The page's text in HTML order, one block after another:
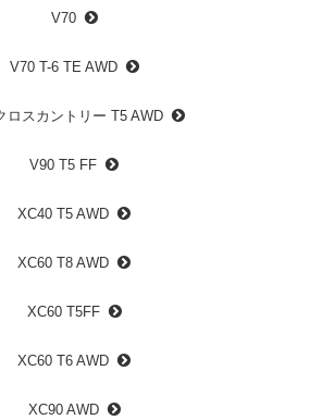
V70
V70 T-6 TE AWD
ロスカントリー T5 AWD
V90 T5 FF
XC40 T5 AWD
XC60 T8 AWD
XC60 T5FF
XC60 T6 AWD
XC90 AWD